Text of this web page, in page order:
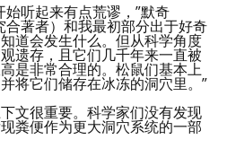
听起来有点荒谬，”默奇
合著者）和我最初部分出于好奇
道会发生什么。但从科学角度
遗存，且它们几千年来一直被
是非常合理的。松鼠们基本上
将它们储存在冰冻的洞穴里。”
文很重要。科学家们没有发现
粪便作为更大洞穴系统的一部